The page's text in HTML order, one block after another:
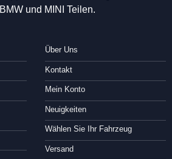
und MINI Teilen.
Über Uns
Kontakt
Mein Konto
Neuigkeiten
Wählen Sie Ihr Fahrzeug
Versand